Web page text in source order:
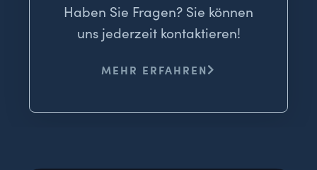
Haben Sie Fragen? Sie können
uns jederzeit kontaktieren!
MEHR ERFAHREN